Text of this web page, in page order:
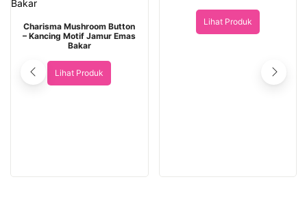
Charisma Mushroom Button
– Kancing Motif Jamur Emas
Bakar
Lihat Produk
Lihat Produk